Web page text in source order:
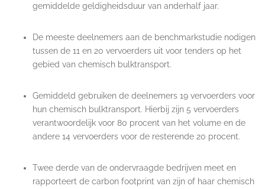
gemiddelde geldigheidsduur van anderhalf jaar.
De meeste deelnemers aan de benchmarkstudie nodigen
tussen de 11 en 20 vervoerders uit voor tenders op het
gebied van chemisch bulktransport.
Gemiddeld gebruiken de deelnemers 19 vervoerders voor
hun chemisch bulktransport. Hierbij zijn 5 vervoerders
verantwoordelijk voor 80 procent van het volume en de
andere 14 vervoerders voor de resterende 20 procent.
Twee derde van de ondervraagde bedrijven meet en
rapporteert de carbon footprint van zijn of haar chemisch